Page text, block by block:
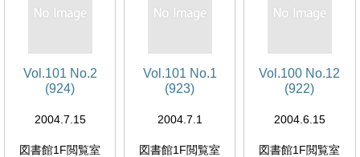
Vol.101 No.2
(924)
2004.7.15
図書館1F閲覧室
Vol.101 No.1
(923)
2004.7.1
図書館1F閲覧室
Vol.100 No.12
(922)
2004.6.15
図書館1F閲覧室